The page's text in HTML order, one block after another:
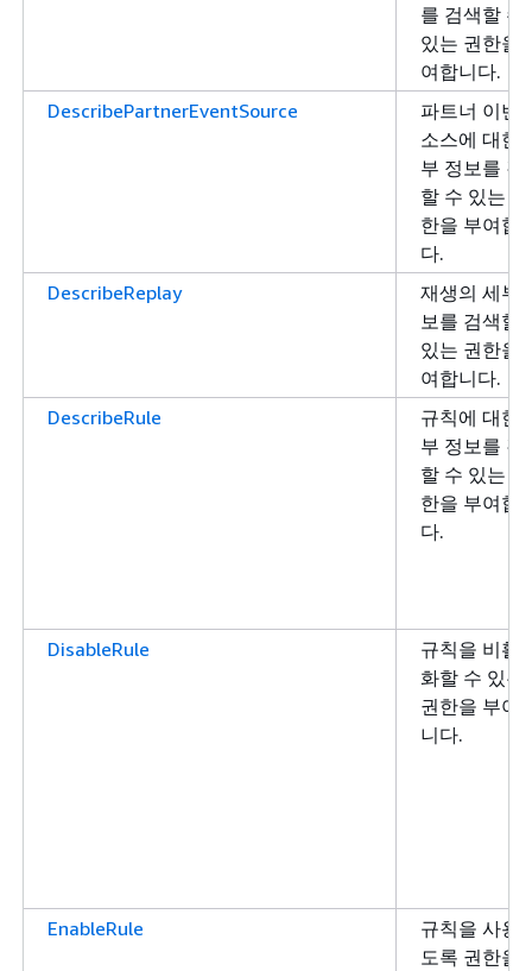
를 검색할 수
있는 권한을
여합니다.
DescribePartnerEventSource
파트너 이벤
소스에 대한
부 정보를 검
할 수 있는 권
한을 부여합
다.
DescribeReplay
재생의 세부
보를 검색할
있는 권한을
여합니다.
DescribeRule
규칙에 대한
부 정보를 검
할 수 있는 권
한을 부여합
다.
DisableRule
규칙을 비활
화할 수 있는
권한을 부여
니다.
EnableRule
규칙을 사용
도록 권한을